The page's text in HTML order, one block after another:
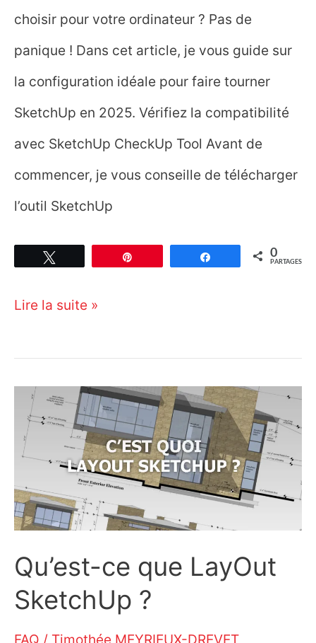
choisir pour votre ordinateur ? Pas de
panique ! Dans cet article, je vous guide sur
la configuration idéale pour faire tourner
SketchUp en 2025. Vérifiez la compatibilité
avec SketchUp CheckUp Tool Avant de
commencer, je vous conseille de télécharger
l’outil SketchUp
Partagez 0
PARTAGES
Quelle
Sketchup
Lire la suite »
Qu’est-ce que LayOut
SketchUp ?
FAQ / Timothée MEYRIEUX-DREVET